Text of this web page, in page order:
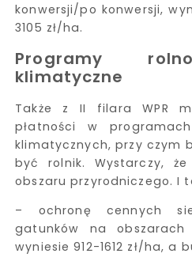
konwersji/po konwersji,
3105 zł/ha.
Programy rolno-
klimatyczne
Także z II filara WPR
płatności w
klimatycznych, przy czym
być rolnik. Wystarczy,
obszaru przyrodniczego. I
– ochronę cennych
gatunków na
wyniesie 912-1612 zł/ha, a